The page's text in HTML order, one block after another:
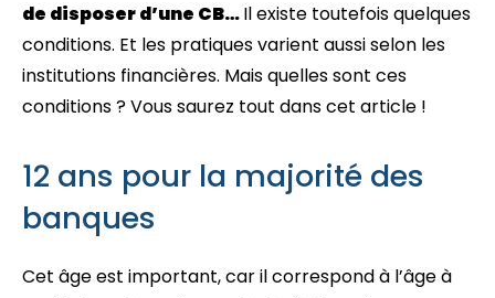
de disposer d’une CB…Il existe toutefois quelques
conditions. Et les pratiques varient aussi selon les
institutions financières. Mais quelles sont ces
conditions ? Vous saurez tout dans cet article !
12 ans pour la majorité des
banques
Cet âge est important, car il correspond à l’âge à